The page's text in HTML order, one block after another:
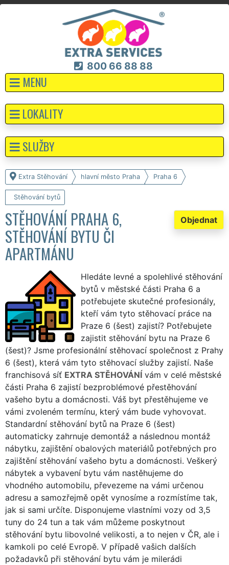
800 66 88 88
MENU
Extra Stěhování hlavní město Praha Praha 6
Stěhování bytů
Objednat
STĚHOVÁNÍ PRAHA 6,
STĚHOVÁNÍ BYTU ČI
APARTMÁNU
Hledáte levné a spolehlivé stěhování
bytů v městské části Praha 6 a
potřebujete skutečné profesionály,
kteří vám tyto stěhovací práce na
Praze 6 (šest) zajistí? Potřebujete
zajistit stěhování bytu na Praze 6
(šest)? Jsme profesionální stěhovací společnost z Prahy
6 (šest), která vám tyto stěhovací služby zajistí. Naše
franchisová síť EXTRA STĚHOVÁNÍ vám v celé městské
části Praha 6 zajistí bezproblémové přestěhování
vašeho bytu a domácnosti. Váš byt přestěhujeme ve
vámi zvoleném termínu, který vám bude vyhovovat.
Standardní stěhování bytů na Praze 6 (šest)
automaticky zahrnuje demontáž a následnou montáž
nábytku, zajištění obalových materiálů potřebných pro
zajištění stěhování vašeho bytu a domácnosti. Veškerý
nábytek a vybavení bytu vám nastěhujeme do
vhodného automobilu, převezeme na vámi určenou
adresu a samozřejmě opět vynosíme a rozmístíme tak,
jak si sami určíte. Disponujeme vlastními vozy od 3,5
tuny do 24 tun a tak vám můžeme poskytnout
stěhování bytu libovolné velikosti, a to nejen v ČR, ale i
kamkoli po celé Evropě. V případě vašich dalších
požadavků při stěhování bytu vám je milerádi
LOKALITY
SLUŽBY